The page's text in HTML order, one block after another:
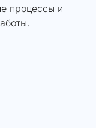
процессы и